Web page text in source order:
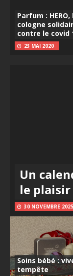
Parfum : HERO,
cologne
contre le covid
23 MAI 2020
Un
le plaisir
30 NOVEMBRE 2025
Soins bébé :
tempête